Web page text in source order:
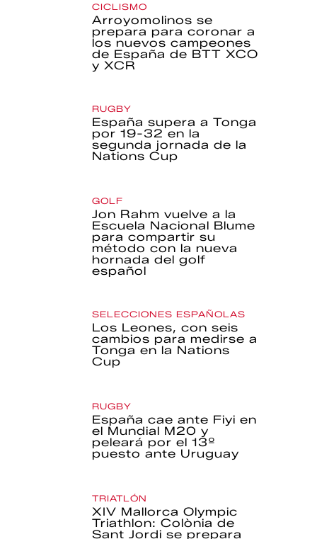
CICLISMO
Arroyomolinos se
prepara para coronar a
los nuevos campeones
de España de BTT XCO
y XCR
RUGBY
España supera a Tonga
por 19-32 en la
segunda jornada de la
Nations Cup
GOLF
Jon Rahm vuelve a la
Escuela Nacional Blume
para compartir su
método con la nueva
hornada del golf
español
SELECCIONES ESPAÑOLAS
Los Leones, con seis
cambios para medirse a
Tonga en la Nations
Cup
RUGBY
España cae ante Fiyi en
el Mundial M20 y
peleará por el 13º
puesto ante Uruguay
TRIATLÓN
XIV Mallorca Olympic
Triathlon: Colònia de
Sant Jordi se prepara